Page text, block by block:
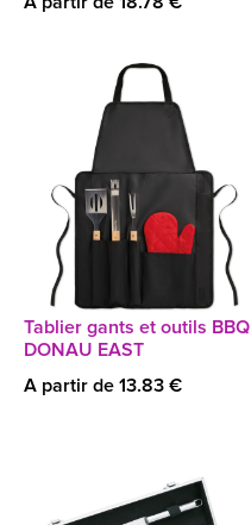
Tablier gants et outils BBQ
DONAU EAST
A partir de 13.83 €